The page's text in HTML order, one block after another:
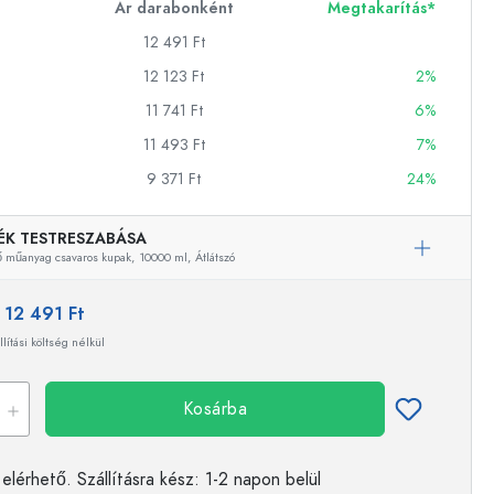
Ár darabonként
Megtakarítás*
12 491 Ft
12 123 Ft
2%
11 741 Ft
6%
11 493 Ft
7%
9 371 Ft 24%
TESTRESZABÁSA
műanyag csavaros kupak, 10000 ml, Átlátszó
12 491 Ft
költség nélkül
Kosárba
Szállításra kész: 1-2 napon belül